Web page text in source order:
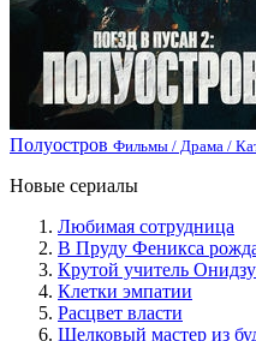
Полуостров Фильмы / Драма /
Новые сериалы
Любимая сотрудница
В Пруду Феникса
Крутой учитель
Клетки эмпатии
Расцвет власти
Шелковый мастер из